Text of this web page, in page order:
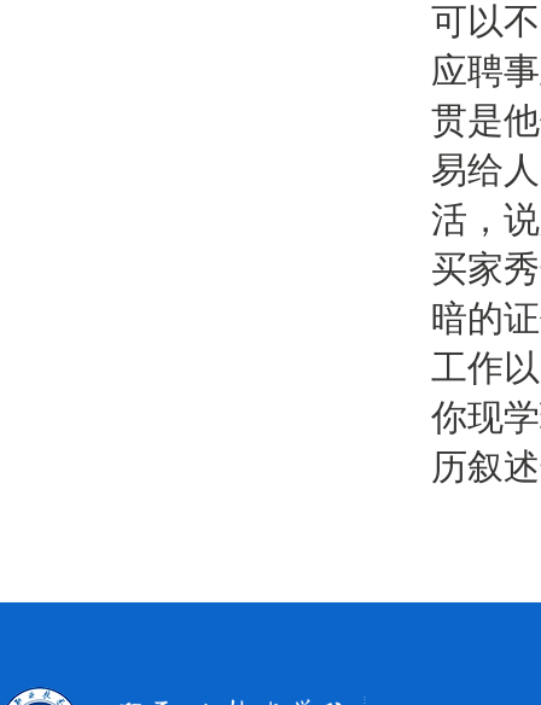
可以
应聘
贯是
易给
活，
买家
暗的
工作
你现
历叙